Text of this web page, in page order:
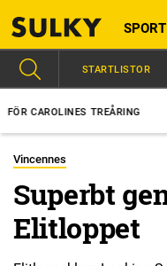
SPORT
TREÅRING 10:49
STARTLISTOR
Vincennes
Superbt
Elitloppet